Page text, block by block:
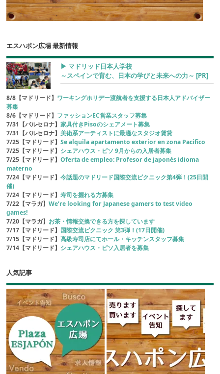
エスハポン広場 最新情報
▶︎ マドリッド日本人学校
～スペインで育む、日本の学びと未来への力～ [PR]
8/8【マドリード】 ワーキングホリデー渡航者を支援する日本人アドバイザー
募集
8/6【マドリード】 ファッションEC営業スタッフ募集
7/31【バルセロナ】家具付きPisoのシェアメート募集
7/31【バルセロナ】美術系アーティストに最適なスタジオ賃貸
7/25【マドリード】Se alquila apartamento exterior en zona Pacifico
7/25【マドリード】 シェアハウス・ピソ 9月からの入居者募集
7/25【マドリード】Oferta de empleo: Profesor de japonés idioma
materno
7/24【マドリード】今話題のマドリード国際交流ピクニック第4弾！(25日開
催)
7/24【マドリード】寿司を握れる方募集
7/22【マラガ】We’re looking for Japanese gamers to test video
games!
7/20【マラガ】 お茶・情報交換できる方を探しています
7/17【マドリード】 国際交流ピクニック 第3弾！(17日開催)
7/15【マドリード】高級寿司店にてホール・キッチンスタッフ募集
7/14【マドリード】 シェアハウス・ピソ入居者を募集
人気記事